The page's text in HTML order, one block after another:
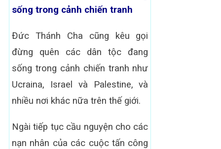
sống trong cảnh chiến tranh
Đức Thánh Cha cũng kêu gọi
đừng quên các dân tộc đang
sống trong cảnh chiến tranh như
Ucraina, Israel và Palestine, và
nhiều nơi khác nữa trên thế giới.
Ngài tiếp tục cầu nguyện cho các
nạn nhân của các cuộc tấn công